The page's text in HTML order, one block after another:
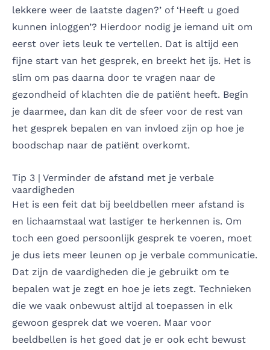
lekkere weer de laatste dagen?’ of ‘Heeft u goed
kunnen inloggen’? Hierdoor nodig je iemand uit om
eerst over iets leuk te vertellen. Dat is altijd een
fijne start van het gesprek, en breekt het ijs. Het is
slim om pas daarna door te vragen naar de
gezondheid of klachten die de patiënt heeft. Begin
je daarmee, dan kan dit de sfeer voor de rest van
het gesprek bepalen en van invloed zijn op hoe je
boodschap naar de patiënt overkomt.
Tip 3 | Verminder de afstand met je verbale
vaardigheden
Het is een feit dat bij beeldbellen meer afstand is
en lichaamstaal wat lastiger te herkennen is. Om
toch een goed persoonlijk gesprek te voeren, moet
je dus iets meer leunen op je verbale communicatie.
Dat zijn de vaardigheden die je gebruikt om te
bepalen wat je zegt en hoe je iets zegt. Technieken
die we vaak onbewust altijd al toepassen in elk
gewoon gesprek dat we voeren. Maar voor
beeldbellen is het goed dat je er ook echt bewust